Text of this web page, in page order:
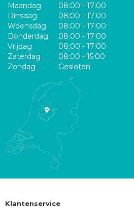
Maandag
08:00 - 17:00
Dinsdag
08:00 - 17:00
Woensdag
08:00 - 17:00
Donderdag
08:00 - 17:00
Vrijdag
08:00 - 17:00
Zaterdag
08:00 - 15:00
Zondag
Gesloten
Klantenservice